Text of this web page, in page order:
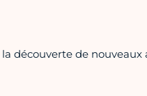
découverte de